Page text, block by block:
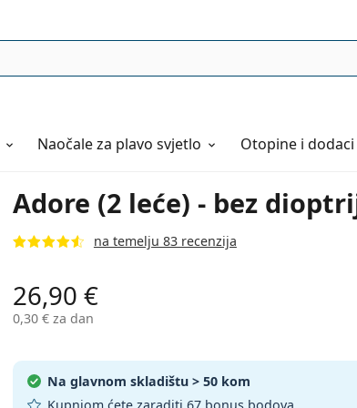
Naočaleza plavo svjetlo Otopine i dodaci
Adore (2 leće) - bez
na temelju 83 recenzija
26,90 €
0,30 €za dan
Na glavnom skladištu > 50 kom